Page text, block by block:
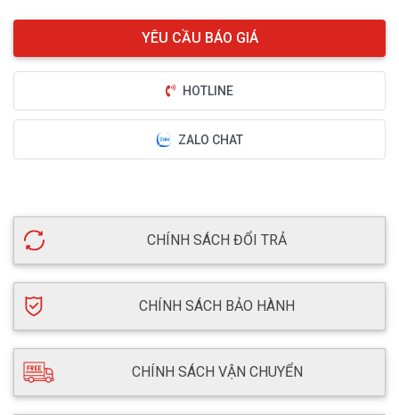
HOTLINE
ZALO CHAT
CHÍNH SÁCH ĐỔI TRẢ
CHÍNH SÁCH BẢO HÀNH
CHÍNH SÁCH VẬN CHUYỂN